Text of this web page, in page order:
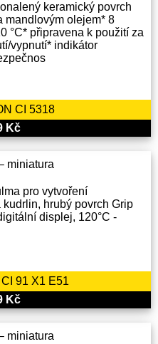
keramický povrch
mandlovým olejem* 8
°C* připravena k použití za
vypnutí* indikátor
CI 5318
Kč
pro vytvoření
hrubý povrch Grip
displej, 120°C -
91 X1 E51
Kč